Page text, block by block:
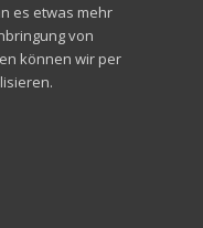
es etwas mehr
von
können wir per